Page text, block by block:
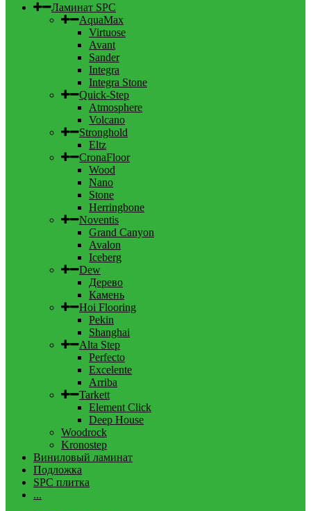
Ламинат SPC
AquaMax
Virtuose
Avant
Sander
Integra
Integra Stone
Quick-Step
Atmosphere
Volcano
Stronghold
Eltz
CronaFloor
Wood
Nano
Stone
Herringbone
Noventis
Grand Canyon
Avalon
Iceberg
Dew
Дерево
Камень
Hoi Flooring
Pekin
Shanghai
Alta Step
Perfecto
Excelente
Arriba
Tarkett
Element Click
Deep House
Woodrock
Kronostep
Виниловый ламинат
Подложка
SPC плитка
...